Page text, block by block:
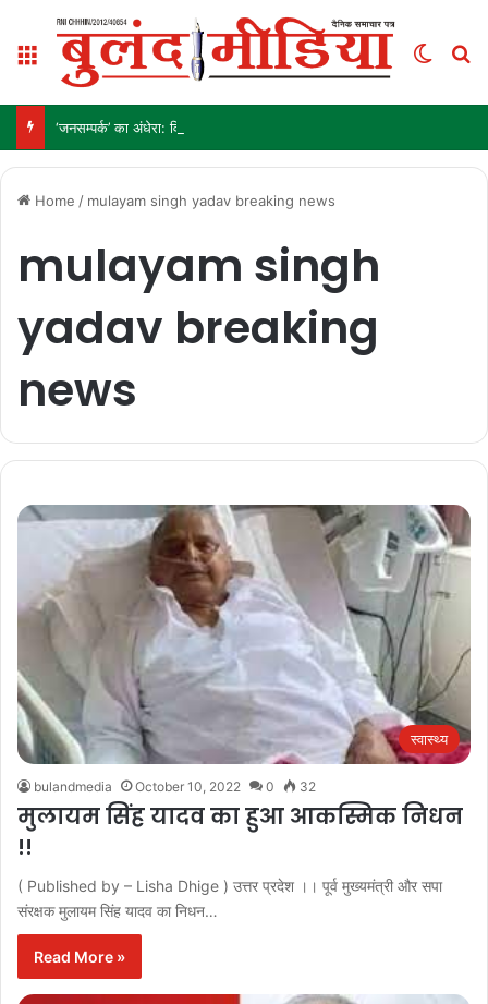
Menu
‘जनसम्पर्क’ का अंधेरा: विज्ञापन अब ‘इनाम’ नहीं, ‘हथियार’ है!
Home / mulayam singh yadav breaking news
mulayam singh
yadav breaking
news
स्वास्थ्य
bulandmedia October 10, 2022 0 32
मुलायम सिंह यादव का हुआ आकस्मिक निधन
!!
( Published by – Lisha Dhige ) उत्तर प्रदेश ।। पूर्व मुख्यमंत्री और सपा
संरक्षक मुलायम सिंह यादव का निधन…
Read More »